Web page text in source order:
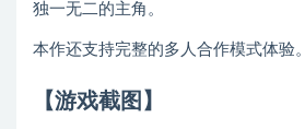
独一无二的主角。
本作还支持完整的多人合作模式体验。
【游戏截图】